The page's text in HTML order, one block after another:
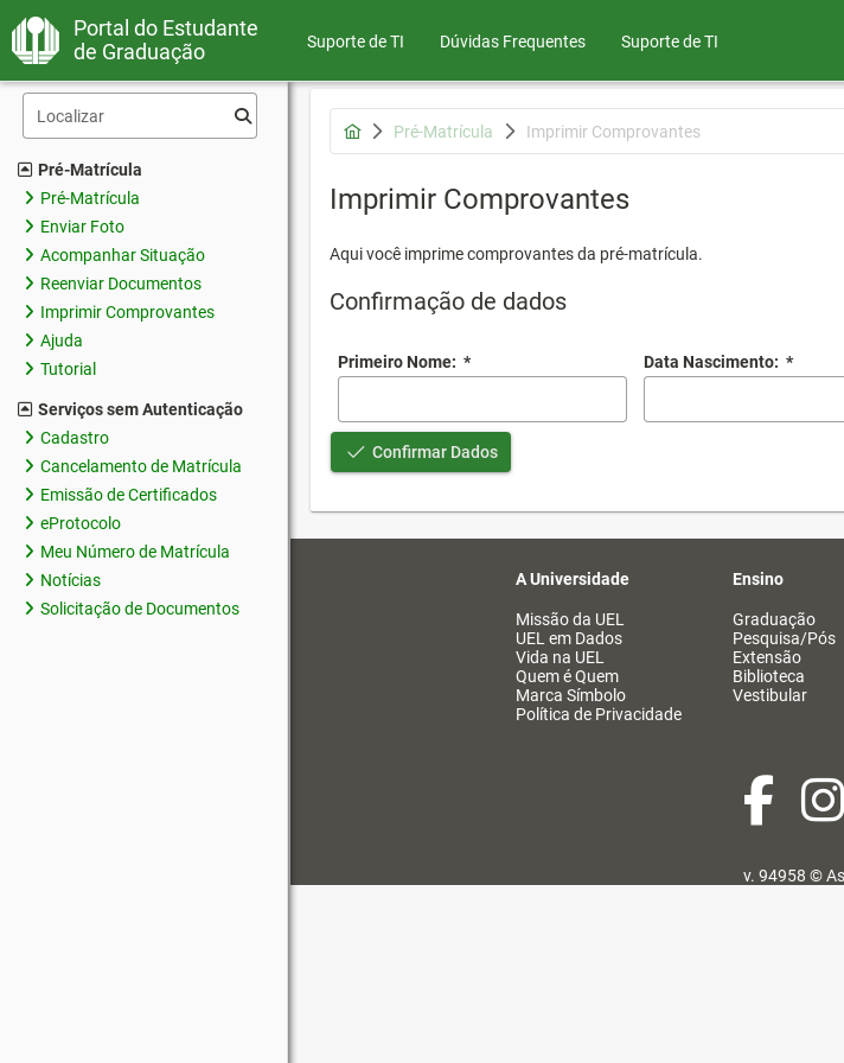
Portal do Estudante
de Graduação
Suporte de TI Dúvidas Frequentes Suporte de TI
Pré-Matrícula
Pré-Matrícula
Enviar Foto
Acompanhar Situação
Reenviar Documentos
Imprimir Comprovantes
Ajuda
Tutorial
Serviços sem Autenticação
Cadastro
Cancelamento de Matrícula
Emissão de Certificados
eProtocolo
Meu Número de Matrícula
Notícias
Solicitação de Documentos
Pré-Matrícula Imprimir Comprovantes
Imprimir Comprovantes
Aqui você imprime comprovantes da pré-matrícula.
Confirmação de dados
Primeiro Nome: * Data Nascimento: *
Confirmar Dados
A Universidade
Missão da UEL
UEL em Dados
Vida na UEL
Quem é Quem
Marca Símbolo
Política de Privacidade
Ensino
Graduação
Pesquisa/Pós
Extensão
Biblioteca
Vestibular
v. 94958 ©